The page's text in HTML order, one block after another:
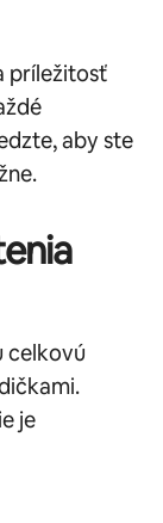
príležitosť
aby ste
celkovú
je